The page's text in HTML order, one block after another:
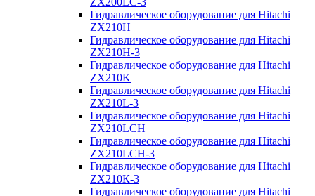
Гидравлическое оборудование для Hitachi
ZX210H
Гидравлическое оборудование для Hitachi
ZX210H-3
Гидравлическое оборудование для Hitachi
ZX210K
Гидравлическое оборудование для Hitachi
ZX210L-3
Гидравлическое оборудование для Hitachi
ZX210LCH
Гидравлическое оборудование для Hitachi
ZX210LCH-3
Гидравлическое оборудование для Hitachi
ZX210К-3
Гидравлическое оборудование для Hitachi